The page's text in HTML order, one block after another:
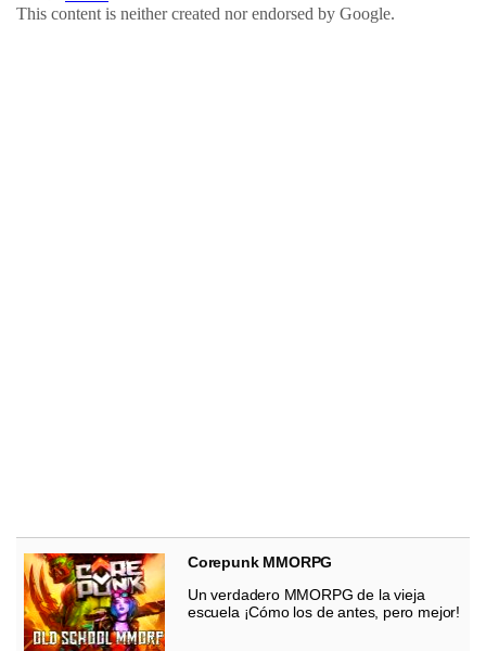
Corepunk MMORPG
Un verdadero MMORPG de la vieja
escuela ¡Cómo los de antes, pero mejor!